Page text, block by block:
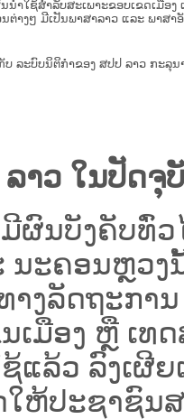
ຳ​ໃຊ້​ສຳ​ລັບ​ສະ​ເພາະ​ຂອບ​ເຂດ​ເມືອງ
ຕ່າງໆ ມີເປັນພາສາລາວ ແລະ ພາສ
ລະບົບນິຕິກຳຂອງ ສປປ ລາວ ກະລຸນ
າວ ໃນປັດ
ຜົນບັງຄັບທົ່
ນະຄອນຫຼວ
ງລັດຖະການ
ມືອງ ຫຼື ເທ
ແລ້ວ ລົງ​ເຜີ
ຫ້ປະຊາຊົນສ